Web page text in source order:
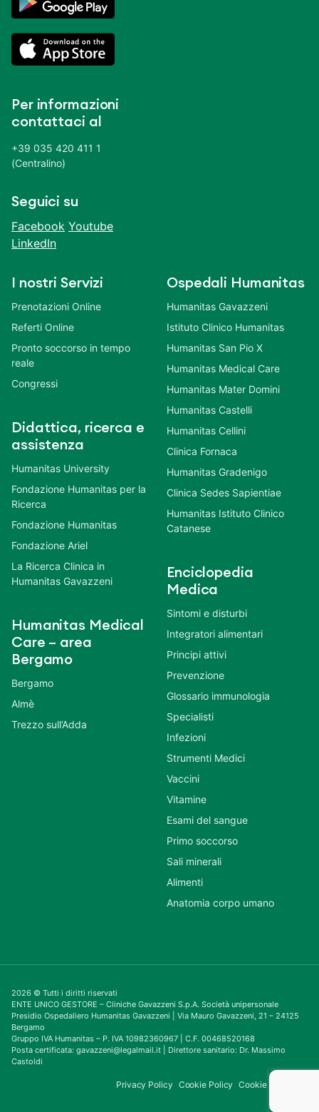
Per informazioni
contattaci al
+39 035 420 411 1
(Centralino)
Seguici su
Facebook Youtube
LinkedIn
I nostri Servizi
Prenotazioni Online
Referti Online
Pronto soccorso in tempo
reale
Congressi
Didattica, ricerca e
assistenza
Humanitas University
Fondazione Humanitas per la
Ricerca
Fondazione Humanitas
Fondazione Ariel
La Ricerca Clinica in
Humanitas Gavazzeni
Humanitas Medical
Care – area
Bergamo
Bergamo
Almè
Trezzo sull’Adda
Ospedali Humanitas
Humanitas Gavazzeni
Istituto Clinico Humanitas
Humanitas San Pio X
Humanitas Medical Care
Humanitas Mater Domini
Humanitas Castelli
Humanitas Cellini
Clinica Fornaca
Humanitas Gradenigo
Clinica Sedes Sapientiae
Humanitas Istituto Clinico
Catanese
Enciclopedia
Medica
Sintomi e disturbi
Integratori alimentari
Principi attivi
Prevenzione
Glossario immunologia
Specialisti
Infezioni
Strumenti Medici
Vaccini
Vitamine
Esami del sangue
Primo soccorso
Sali minerali
Alimenti
Anatomia corpo umano
2026 © Tutti i diritti riservati
ENTE UNICO GESTORE – Cliniche Gavazzeni S.p.A. Società unipersonale
Presidio Ospedaliero Humanitas Gavazzeni | Via Mauro Gavazzeni, 21 – 24125
Bergamo
Gruppo IVA Humanitas – P. IVA 10982360967 | C.F. 00468520168
Posta certificata: gavazzeni@legalmail.it | Direttore sanitario: Dr. Massimo
Castoldi
Privacy Policy Cookie Policy Cookie Consent